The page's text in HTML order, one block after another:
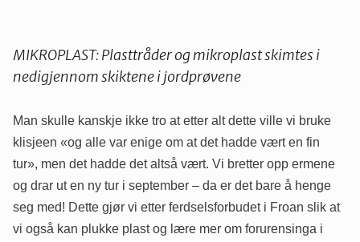
MIKROPLAST: Plasttråder og mikroplast skimtes i
nedigjennom skiktene i jordprøvene
Man skulle kanskje ikke tro at etter alt dette ville vi bruke
klisjeen «og alle var enige om at det hadde vært en fin
tur», men det hadde det altså vært. Vi bretter opp ermene
og drar ut en ny tur i september – da er det bare å henge
seg med! Dette gjør vi etter ferdselsforbudet i Froan slik at
vi også kan plukke plast og lære mer om forurensinga i